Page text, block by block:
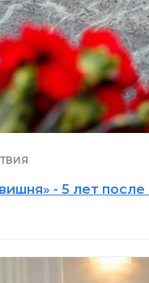
- 5 лет после